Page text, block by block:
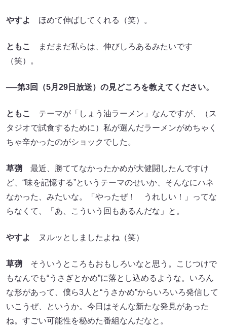
やすよ ほめて伸ばしてくれる（笑）。
ともこ
まだまだ私らは、伸びしろあるみたいです
（笑）。
──第3回（5月29日放送）の見どころを教えてください。
ともこ
テーマが「しょう油ラーメン」なんですが、（ス
タジオで試食するために）私が選んだラーメンがめちゃく
ちゃ辛かったのがショックでした。
草彅 最近、勝ててなかったかめが大健闘したんですけ
ど、“味を記憶する”というテーマのせいか、そんなにハネ
なかった、みたいな。「やったぜ！ うれしい！」ってな
らなくて、「あ、こういう回もあるんだな」と。
やすよ ヌルッとしましたよね（笑）
草彅 そういうところもおもしろいなと思う。こじつけで
もなんでも“うさぎとかめ”に落とし込めるような。いろん
な形があって、僕ら3人と“うさかめ”からいろいろ発信して
いこうぜ、というか。今日はそんな新たな発見があった
ね。すごい可能性を秘めた番組なんだなと。